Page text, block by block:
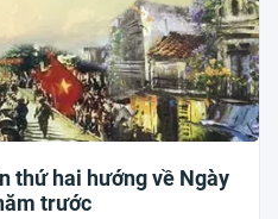
thứ hai hướng về Ngày
trước